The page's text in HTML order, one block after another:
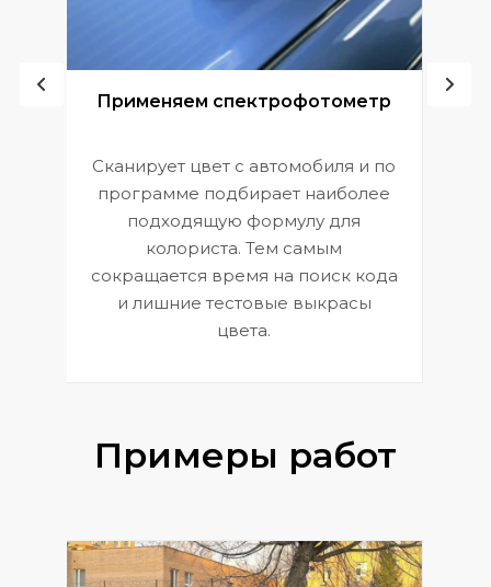
Применяем спектрофотометр
Сканирует цвет с автомобиля и по
программе подбирает наиболее
подходящую формулу для
колориста. Тем самым
сокращается время на поиск кода
и лишние тестовые выкрасы
цвета.
Примеры работ